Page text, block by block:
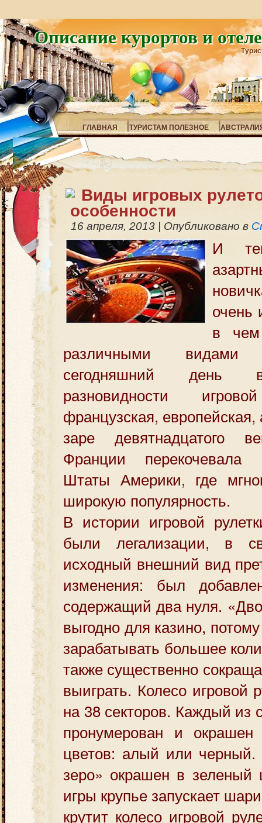
Описание курортов и
ГЛАВНАЯ ТУРИСТАМ ПОЛЕЗНОЕ
Виды игровых
особенности
16 апреля, 2013 Опубликовано в
И
очень
в
различными
сегодняшний день
разновидности
французская,
заре девятнадцатого
Франции
Штаты Америки, где
широкую популярность.
В истории игровой
были легализации, в
исходный внешний вид
изменения: был
содержащий два нуля.
выгодно для казино,
зарабатывать большее
также существенно
выиграть. Колесо игровой
на 38 секторов. Каждый из
пронумерован и
цветов: алый или черный.
зеро» окрашен в зеленый
игры крупье запускает
крутит колесо игровой